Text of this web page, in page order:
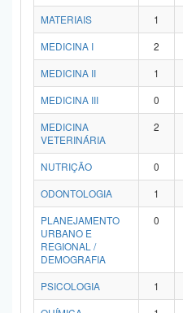
MATERIAIS 1
MEDICINA I
2
MEDICINA II
1
MEDICINA III
0
MEDICINA
VETERINÁRIA
2
NUTRIÇÃO 0
ODONTOLOGIA
1
PLANEJAMENTO
URBANO E
REGIONAL /
DEMOGRAFIA
0
PSICOLOGIA 1